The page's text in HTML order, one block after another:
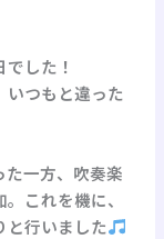
した！
いつもと違った
一方、吹奏楽
これを機に、
と行いました